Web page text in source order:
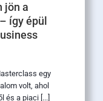
jön a
így épül
egy
volt, ahol
és a piaci [...]